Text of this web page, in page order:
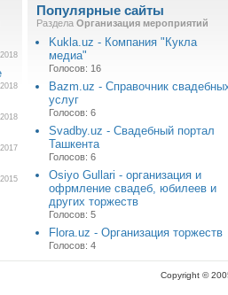
Популярные сайты
Раздела Организация мероприятий
Kukla.uz - Компания "Кукла
медиа"
Голосов: 16
Bazm.uz - Справочник
услуг
Голосов: 6
Svadby.uz - Свадебный портал
Ташкента
Голосов: 6
Osiyo Gullari - организация и
офрмление свадеб, юбилеев и
других торжеств
Голосов: 5
Flora.uz - Организация торжеств
Голосов: 4
Copyright ©